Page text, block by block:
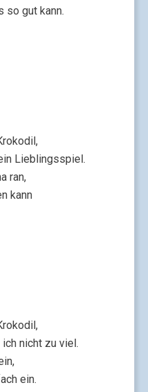
so gut kann.
Lieblingsspiel.
ran,
kann
nicht zu viel.
ein.